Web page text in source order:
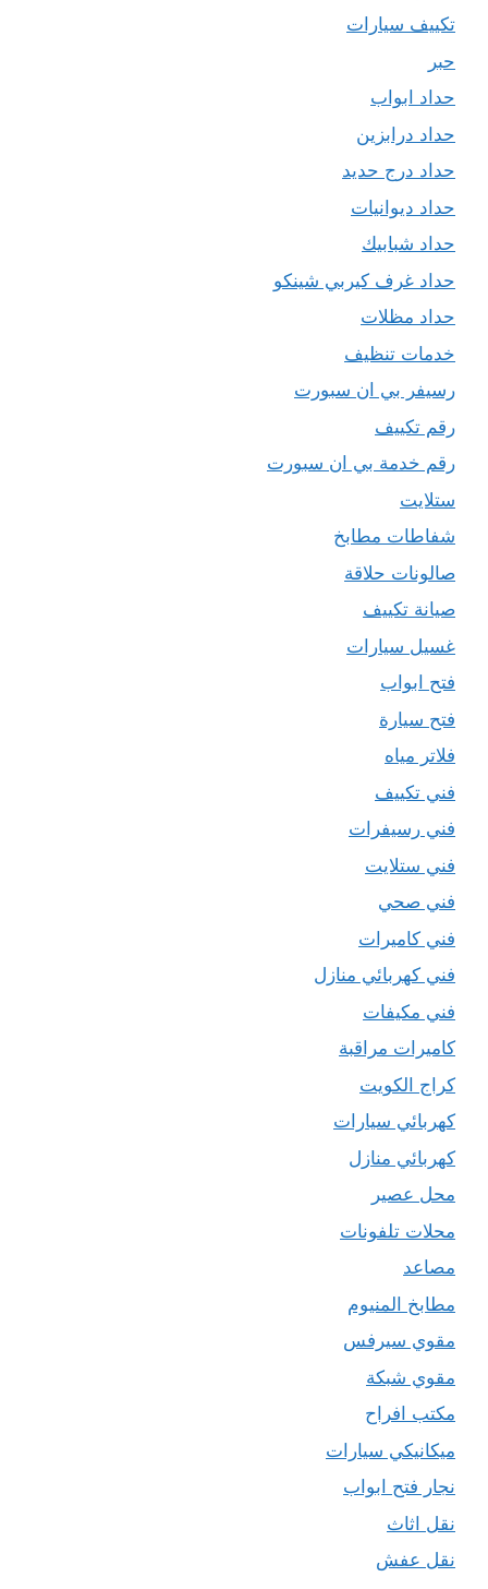
تكييف سيارات
حبر
حداد ابواب
حداد درابزين
حداد درج حديد
حداد ديوانيات
حداد شبابيك
حداد غرف كيربي شينكو
حداد مظلات
خدمات تنظيف
رسيفر بي ان سبورت
رقم تكييف
رقم خدمة بي ان سبورت
ستلايت
شفاطات مطابخ
صالونات حلاقة
صيانة تكييف
غسيل سيارات
فتح ابواب
فتح سيارة
فلاتر مياه
فني تكييف
فني رسيفرات
فني ستلايت
فني صحي
فني كاميرات
فني كهربائي منازل
فني مكيفات
كاميرات مراقبة
كراج الكويت
كهربائي سيارات
كهربائي منازل
محل عصير
محلات تلفونات
مصاعد
مطابخ المنيوم
مقوي سيرفس
مقوي شبكة
مكتب افراح
ميكانيكي سيارات
نجار فتح ابواب
نقل اثاث
نقل عفش